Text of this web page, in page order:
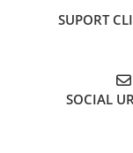
SUPORT
SOCIAL